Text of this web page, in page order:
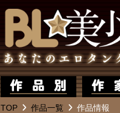
TOP 作品一覧 作品情報